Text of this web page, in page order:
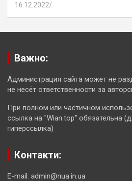
16.12.2022
Важно:
Администрация сайта может не
не несёт ответственности за
При полном или частичном
ссылка на "Wian.top" обязательна
гиперссылка)
Контакти:
E-mail: admin@nua.in.ua